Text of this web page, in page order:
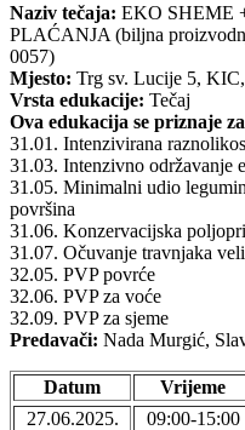
Naziv tečaja: EKO SHEME
PLAĆANJA (biljna
0057)
Mjesto: Trg sv. Lucije 5,
Vrsta edukacije: Tečaj
Ova edukacija se priznaje
31.01. Intenzivirana
31.03. Intenzivno održavanje
31.05. Minimalni udio
površina
31.06. Konzervacijska
31.07. Očuvanje travnjaka
32.05. PVP povrće
32.06. PVP za voće
32.09. PVP za sjeme
Predavači: Nada Murgić,
Datum Vrijeme
27.06.2025.
09:00-15:00